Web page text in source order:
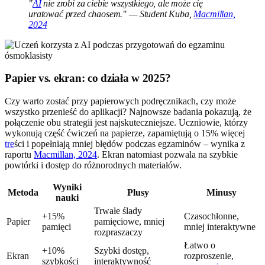
"AInie zrobi za ciebie wszystkiego, ale może cię
uratować przed chaosem." — Student Kuba, Macmillan,
2024
Papier vs. ekran: co działa w 2025?
Czy warto zostać przy papierowych podręcznikach, czy może
wszystko przenieść do aplikacji? Najnowsze badania pokazują, że
połączenie obu strategii jest najskuteczniejsze. Uczniowie, którzy
wykonują część ćwiczeń na papierze, zapamiętują o 15% więcej
treści i popełniają mniej błędów podczas egzaminów – wynika z
raportu Macmillan, 2024. Ekran natomiast pozwala na szybkie
powtórki i dostęp do różnorodnych materiałów.
Metoda
Wyniki
nauki
Plusy Minusy
Papier
+15%
pamięci
Trwałe ślady
pamięciowe, mniej
rozpraszaczy
Czasochłonne,
mniej interaktywne
Ekran
+10%
szybkości
Szybki dostęp,
interaktywność
Łatwo o
rozproszenie,